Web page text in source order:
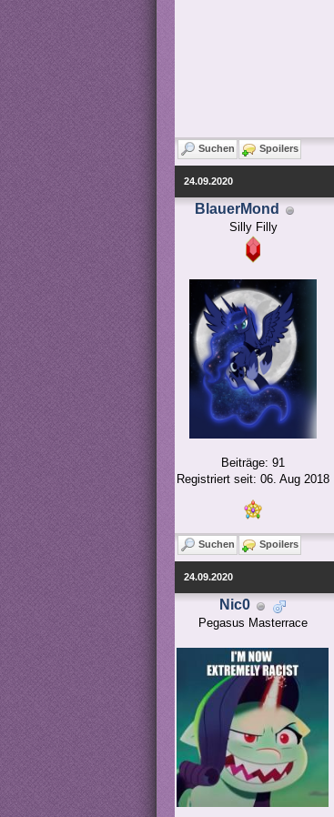
Suchen Spoilers
24.09.2020
BlauerMond
Silly Filly
Beiträge: 91
Registriert seit: 06. Aug 2018
Suchen Spoilers
24.09.2020
Nic0
Pegasus Masterrace